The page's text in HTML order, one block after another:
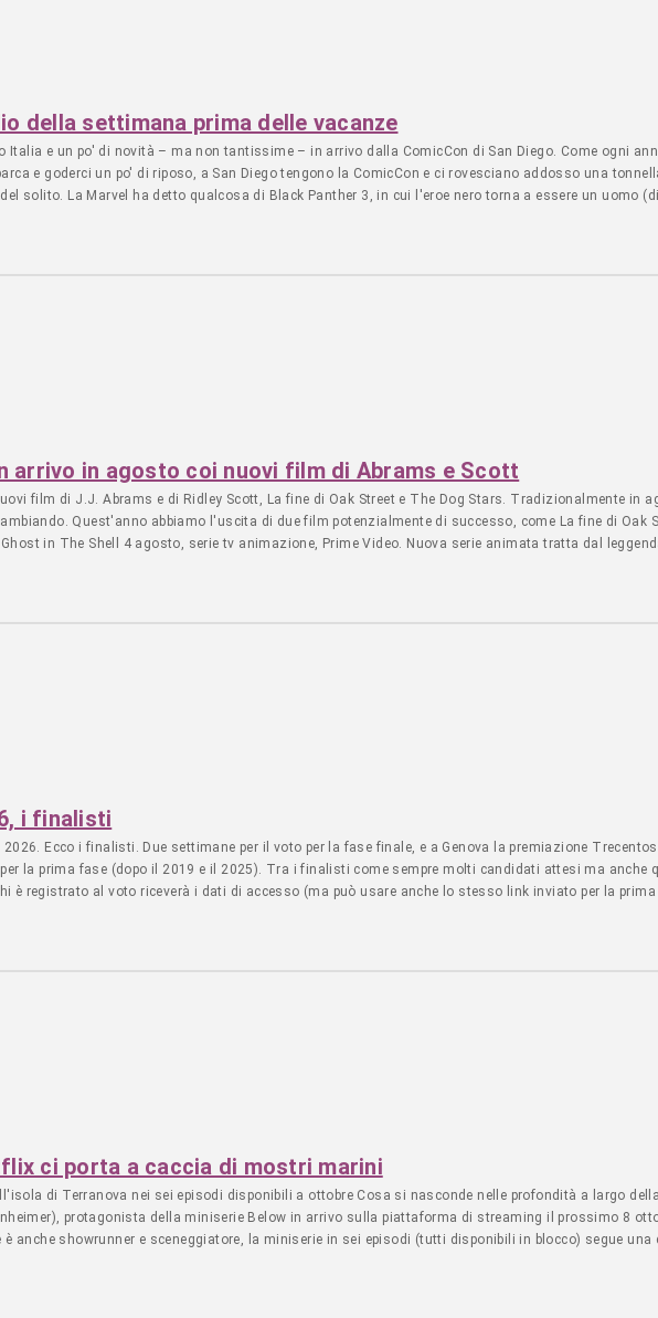
della settimana prima delle vacanze
Italia e un po' di novità – ma non tantissime – in arrivo dalla ComicCon di San Diego. Come ogni
e goderci un po' di riposo, a San Diego tengono la ComicCon e ci rovesciano addosso una
solito. La Marvel ha detto qualcosa di Black Panther 3, in cui l'eroe nero torna a essere un uomo
che vi sareste aspettati di meno in quel ruolo, Ryan Gosling, sarà... - Leggi l'articolo Notizie - Il
arrivo in agosto coi nuovi film di Abrams e Scott
film di J.J. Abrams e di Ridley Scott, La fine di Oak Street e The Dog Stars. Tradizionalmente in
Quest'anno abbiamo l'uscita di due film potenzialmente di successo, come La fine di Oak
in The Shell 4 agosto, serie tv animazione, Prime Video. Nuova serie animata tratta dal
vede Motoko Kusanagi, un cyborg, alla guida di un’unità di... - Leggi l'articolo CINEMA - SERIE
i finalisti
Ecco i finalisti. Due settimane per il voto per la fase finale, e a Genova la premiazione
la prima fase (dopo il 2019 e il 2025). Tra i finalisti come sempre molti candidati attesi ma anche
è registrato al voto riceverà i dati di accesso (ma può usare anche lo stesso link inviato per la
Si potrà votare per tutto il mese, fino al 31... - Leggi l'articolo LIBRI - Premi e concorsi
ci porta a caccia di mostri marini
di Terranova nei sei episodi disponibili a ottobre Cosa si nasconde nelle profondità a largo
protagonista della miniserie Below in arrivo sulla piattaforma di streaming il prossimo 8
anche showrunner e sceneggiatore, la miniserie in sei episodi (tutti disponibili in blocco) segue
Heaton (Stranger Things) e Mackenzie... - Leggi l'articolo SERIE TV - Televisione - 30 luglio